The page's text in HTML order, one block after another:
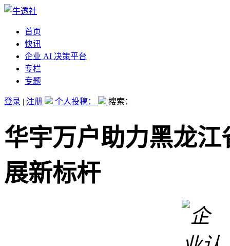
首页
快讯
企业 AI 决策平台
专栏
专题
登录 | 注册 个人投稿： 搜索：
华宇万户助力黑龙
展新标杆